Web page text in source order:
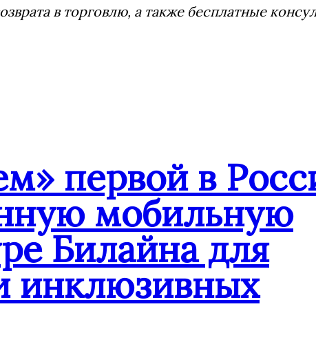
в торговлю, а также бесплатные
первой в
мобильную
Билайна для
инклюзивных